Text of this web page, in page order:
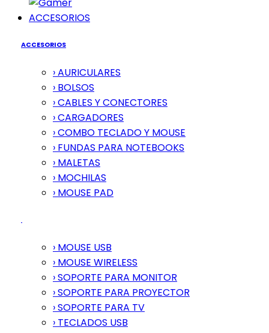
ACCESORIOS
ACCESORIOS
› AURICULARES
› BOLSOS
› CABLES Y CONECTORES
› CARGADORES
› COMBO TECLADO Y MOUSE
› FUNDAS PARA NOTEBOOKS
› MALETAS
› MOCHILAS
› MOUSE PAD
› MOUSE USB
› MOUSE WIRELESS
› SOPORTE PARA MONITOR
› SOPORTE PARA PROYECTOR
› SOPORTE PARA TV
› TECLADOS USB